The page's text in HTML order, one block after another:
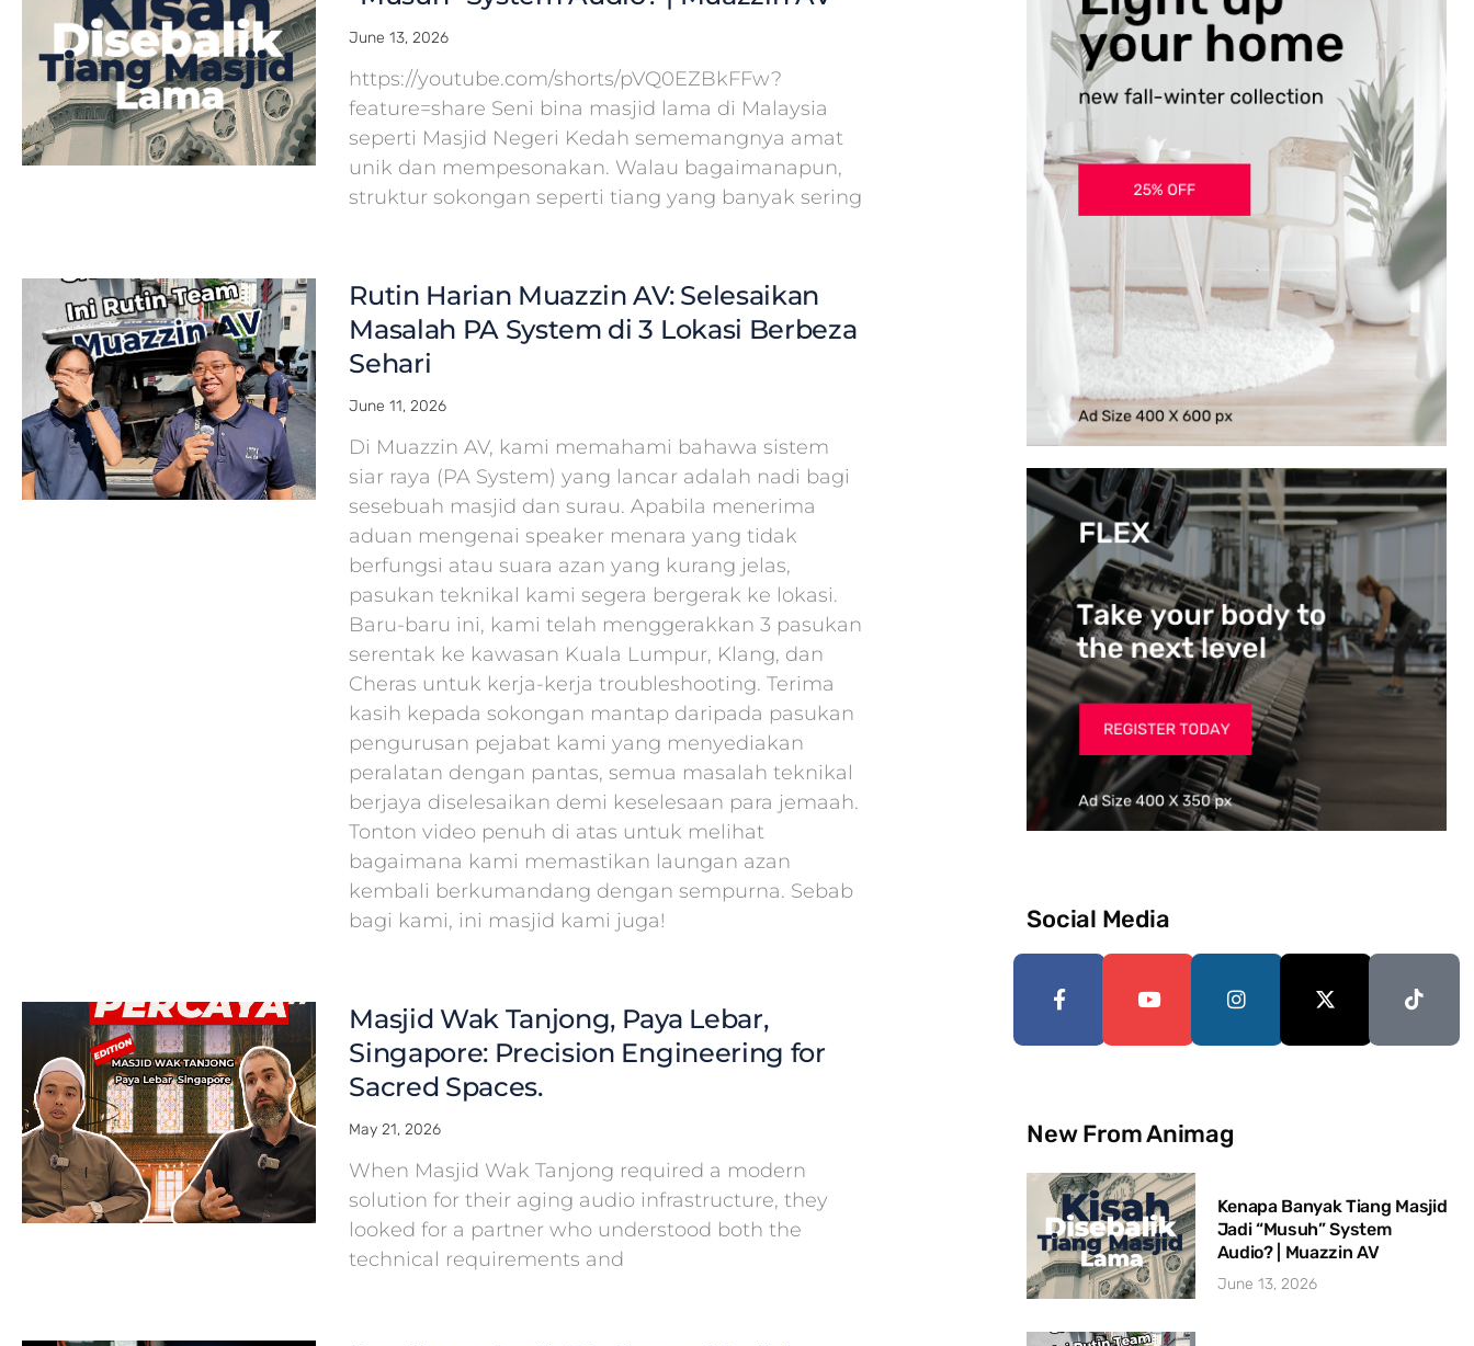
June 13, 2026
https://youtube.com/shorts/pVQ0EZBkFFw?
feature=share Seni bina masjid lama di Malaysia
seperti Masjid Negeri Kedah sememangnya amat
unik dan mempesonakan. Walau bagaimanapun,
struktur sokongan seperti tiang yang banyak sering
Rutin Harian Muazzin AV: Selesaikan
Masalah PA System di 3 Lokasi Berbeza
Sehari
June 11, 2026
Di Muazzin AV, kami memahami bahawa sistem
siar raya (PA System) yang lancar adalah nadi bagi
sesebuah masjid dan surau. Apabila menerima
aduan mengenai speaker menara yang tidak
berfungsi atau suara azan yang kurang jelas,
pasukan teknikal kami segera bergerak ke lokasi.
Baru-baru ini, kami telah menggerakkan 3 pasukan
serentak ke kawasan Kuala Lumpur, Klang, dan
Cheras untuk kerja-kerja troubleshooting. Terima
kasih kepada sokongan mantap daripada pasukan
pengurusan pejabat kami yang menyediakan
peralatan dengan pantas, semua masalah teknikal
berjaya diselesaikan demi keselesaan para jemaah.
Tonton video penuh di atas untuk melihat
bagaimana kami memastikan laungan azan
kembali berkumandang dengan sempurna. Sebab
bagi kami, ini masjid kami juga!
Masjid Wak Tanjong, Paya Lebar,
Singapore: Precision Engineering for
Sacred Spaces.
May 21, 2026
When Masjid Wak Tanjong required a modern
solution for their aging audio infrastructure, they
looked for a partner who understood both the
technical requirements and
Social Media
New From Animag
Kenapa Banyak Tiang Masjid
Jadi “Musuh” System
Audio? | Muazzin AV
June 13, 2026